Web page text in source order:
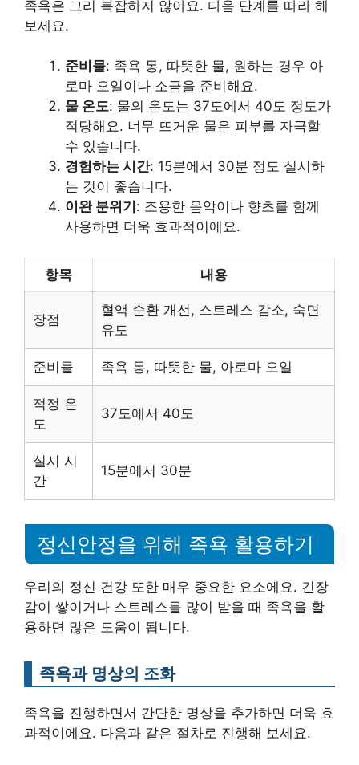
족욕은 그리 복잡하지 않아요. 다음 단계를 따라 해
보세요.
준비물: 족욕 통, 따뜻한 물, 원하는 경우 아
로마 오일이나 소금을 준비해요.
물 온도: 물의 온도는 37도에서 40도 정도가
적당해요. 너무 뜨거운 물은 피부를 자극할
수 있습니다.
경험하는 시간: 15분에서 30분 정도 실시하
는 것이 좋습니다.
이완 분위기 : 조용한 음악이나 향초를 함께
사용하면 더욱 효과적이에요.
항목 내용
장점
혈액 순환 개선, 스트레스 감소, 숙면
유도
준비물 족욕 통, 따뜻한 물, 아로마 오일
적정 온
도
37도에서 40도
실시 시
간
15분에서 30분
정신안정을 위해 족욕 활용하기
우리의 정신 건강 또한 매우 중요한 요소에요. 긴장
감이 쌓이거나 스트레스를 많이 받을 때 족욕을 활
용하면 많은 도움이 됩니다.
족욕과 명상의 조화
족욕을 진행하면서 간단한 명상을 추가하면 더욱 효
과적이에요. 다음과 같은 절차로 진행해 보세요.